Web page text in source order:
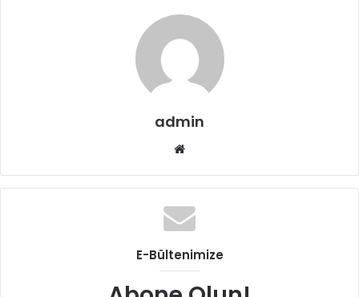
admin
Web
E-Bültenimize